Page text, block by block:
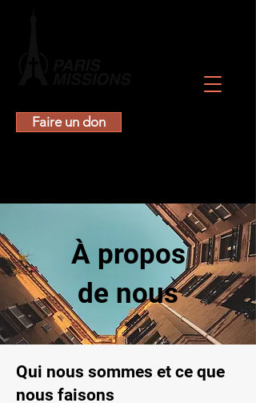
Faire un don
À propos
de nous
Qui nous sommes et ce que
nous faisons